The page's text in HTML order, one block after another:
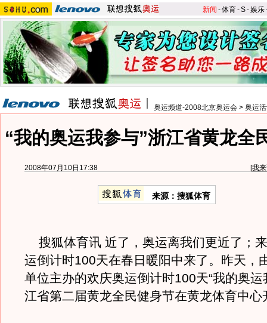
新闻 -体育-S-娱乐
奥运频道-2008北京奥运会 > 奥运
“我的奥运我参与”浙江省黄龙全
2008年07月10日17:38 [我
来源：搜狐体育
搜狐体育讯 近了，奥运离我们更近了；
运倒计时100天在春日暖阳中来了。昨天，
单位主办的欢庆奥运倒计时100天“我的奥运
江省第二届黄龙全民健身节在黄龙体育中心